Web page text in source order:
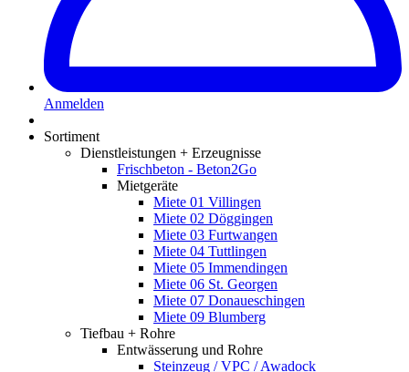
Anmelden
Sortiment
Dienstleistungen + Erzeugnisse
Frischbeton - Beton2Go
Mietgeräte
Miete 01 Villingen
Miete 02 Döggingen
Miete 03 Furtwangen
Miete 04 Tuttlingen
Miete 05 Immendingen
Miete 06 St. Georgen
Miete 07 Donaueschingen
Miete 09 Blumberg
Tiefbau + Rohre
Entwässerung und Rohre
Steinzeug / VPC / Awadock